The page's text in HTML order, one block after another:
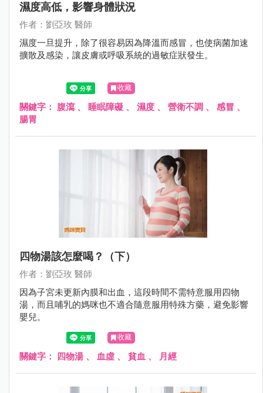
濕度高低，影響身體狀況
作者：劉亞玫 醫師
濕度一旦提升，除了很容易因為降溫而感冒，也使病菌加速
擴散及感染，讓皮膚或呼吸系統的過敏症狀發生。
收藏
關鍵字： 腹瀉 、 睡眠障礙 、 濕度 、 營衛不調 、 感冒 、
腸胃
四物湯該怎麼喝？（下）
作者：劉亞玫 醫師
因為子宮未更新內膜和出血，這段時間不需特意服用四物
湯，而且哺乳的媽咪也不適合隨意服用特殊方藥，避免影響
嬰兒。
收藏
關鍵字： 四物湯 、 血虛 、 貧血 、 月經